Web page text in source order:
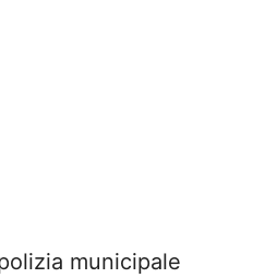
municipale